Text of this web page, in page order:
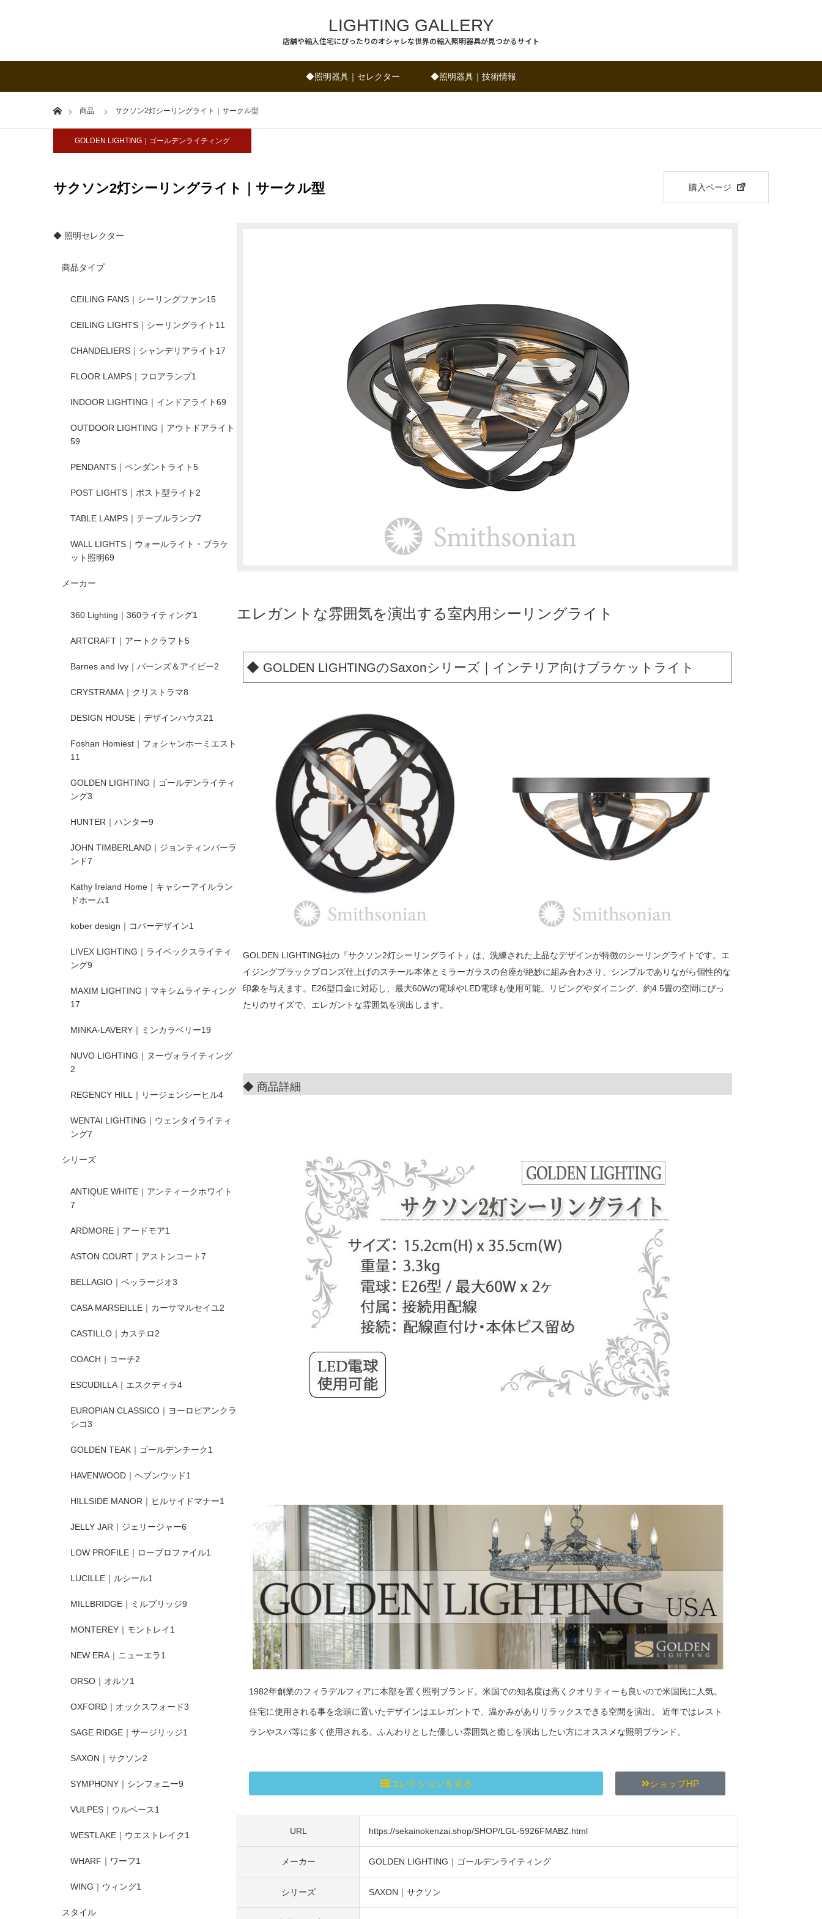
LIGHTING GALLERY
店舗や輸入住宅にぴったりのオシャレな世界の輸入照明器具が見つかるサイト
◆照明器具｜セレクター ◆照明器具｜技術情報
Home商品 サクソン2灯シーリングライト｜サークル型
GOLDEN LIGHTING｜ゴールデンライティング
サクソン2灯シーリングライト｜サークル型 購入ページ
エレガントな雰囲気を演出する室内用シーリングライト
◆ GOLDEN LIGHTINGのSaxonシリーズ｜インテリア向けブラケットライト
GOLDEN LIGHTING社の『サクソン2灯シーリングライト』は、洗練された上品なデザインが特徴のシーリングライトです。エ
イジングブラックブロンズ仕上げのスチール本体とミラーガラスの台座が絶妙に組み合わさり、シンプルでありながら個性的な
印象を与えます。E26型口金に対応し、最大60Wの電球やLED電球も使用可能。リビングやダイニング、約4.5畳の空間にぴっ
たりのサイズで、エレガントな雰囲気を演出します。
◆ 商品詳細
1982年創業のフィラデルフィアに本部を置く照明ブランド。米国での知名度は高くクオリティーも良いので米国民に人気。
住宅に使用される事を念頭に置いたデザインはエレガントで、温かみがありリラックスできる空間を演出。 近年ではレスト
ランやスパ等に多く使用される。ふんわりとした優しい雰囲気と癒しを演出したい方にオススメな照明ブランド。
コレクションを見る ショップHP
URL https://sekainokenzai.shop/SHOP/LGL-5926FMABZ.html
メーカー GOLDEN LIGHTING｜ゴールデンライティング
シリーズ SAXON｜サクソン
◆ 照明セレクター
商品タイプ
CEILING FANS｜シーリングファン15
CEILING LIGHTS｜シーリングライト 11
CHANDELIERS｜シャンデリアライト 17
FLOOR LAMPS｜フロアランプ1
INDOOR LIGHTING｜インドアライト69
OUTDOOR LIGHTING｜アウトドアライト
59
PENDANTS｜ペンダントライト5
POST LIGHTS｜ポスト型ライト 2
TABLE LAMPS｜テーブルランプ7
WALL LIGHTS｜ウォールライト・ブラケ
ット照明69
メーカー
360 Lighting｜360ライティング1
ARTCRAFT｜アートクラフト5
Barnes and Ivy｜バーンズ＆アイビー2
CRYSTRAMA｜クリストラマ8
DESIGN HOUSE｜デザインハウス21
Foshan Homiest｜フォシャンホーミエスト
11
GOLDEN LIGHTING｜ゴールデンライティ
ング3
HUNTER｜ハンター9
JOHN TIMBERLAND｜ジョンティンバーラ
ンド7
Kathy Ireland Home｜キャシーアイルラン
ドホーム1
kober design｜コバーデザイン1
LIVEX LIGHTING｜ライベックスライティ
ング9
MAXIM LIGHTING｜マキシムライティング
17
MINKA-LAVERY｜ミンカラベリー19
NUVO LIGHTING｜ヌーヴォライティング
2
REGENCY HILL｜リージェンシーヒル4
WENTAI LIGHTING｜ウェンタイライティ
ング7
シリーズ
ANTIQUE WHITE｜アンティークホワイト
7
ARDMORE｜アードモア1
ASTON COURT｜アストンコート7
BELLAGIO｜ベッラージオ3
CASA MARSEILLE｜カーサマルセイユ2
CASTILLO｜カステロ2
COACH｜コーチ2
ESCUDILLA｜エスクディラ4
EUROPIAN CLASSICO｜ヨーロピアンクラ
シコ3
GOLDEN TEAK｜ゴールデンチーク1
HAVENWOOD｜ヘブンウッド1
HILLSIDE MANOR｜ヒルサイドマナー1
JELLY JAR｜ジェリージャー6
LOW PROFILE｜ロープロファイル1
LUCILLE｜ルシール1
MILLBRIDGE｜ミルブリッジ9
MONTEREY｜モントレイ1
NEW ERA｜ニューエラ1
ORSO｜オルソ1
OXFORD｜オックスフォード3
SAGE RIDGE｜サージリッジ1
SAXON｜サクソン2
SYMPHONY｜シンフォニー9
VULPES｜ウルペース1
WESTLAKE｜ウエストレイク1
WHARF｜ワーフ1
WING｜ウィング1
スタイル